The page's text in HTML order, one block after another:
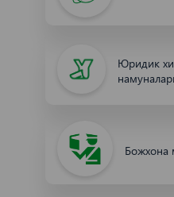
Юридик
Божхона